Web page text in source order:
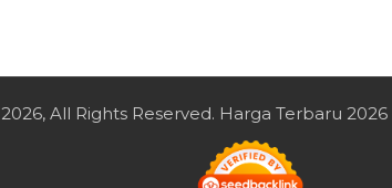
All Rights Reserved. Harga Terbaru 2026